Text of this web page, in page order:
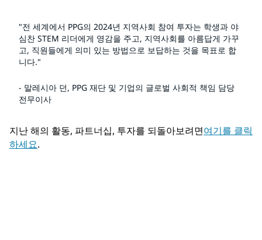
"전 세계에서 PPG의 2024년 지역사회 참여 투자는 학생과 야
심찬 STEM 리더에게 영감을 주고, 지역사회를 아름답게 가꾸
고, 직원들에게 의미 있는 방법으로 보답하는 것을 목표로 합
니다."
- 말레시아 던, PPG 재단 및 기업의 글로벌 사회적 책임 담당
전무이사
지난 해의 활동, 파트너십, 투자를 되돌아보려면여기를 클릭
하세요.